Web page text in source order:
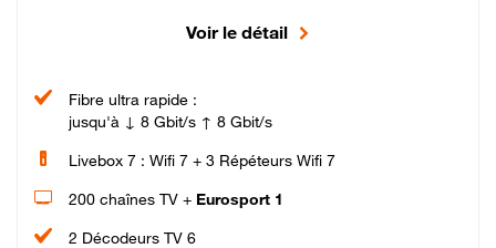
Voir le détail
Fibre ultra rapide :
jusqu'à ↓ 8 Gbit/s ↑ 8 Gbit/s
Livebox 7 : Wifi 7 + 3 Répéteurs Wifi 7
200 chaînes TV + Eurosport 1
2 Décodeurs TV 6